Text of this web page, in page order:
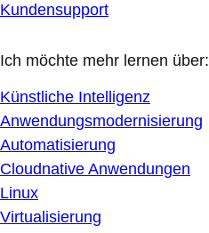
Kundensupport
Ich möchte mehr lernen über:
Künstliche Intelligenz
Anwendungsmodernisierung
Automatisierung
Cloudnative Anwendungen
Linux
Virtualisierung